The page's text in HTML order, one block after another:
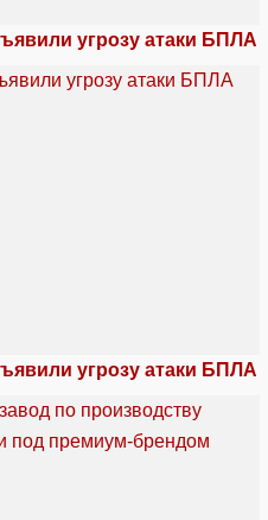
угрозу атаки БПЛА
угрозу атаки БПЛА